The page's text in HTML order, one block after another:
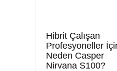
Hibrit Çalışan
Profesyoneller
Neden Casper
Nirvana S100?